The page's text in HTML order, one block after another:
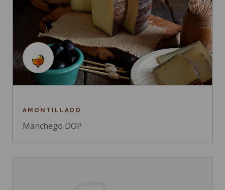
AMONTILLADO
Manchego DOP